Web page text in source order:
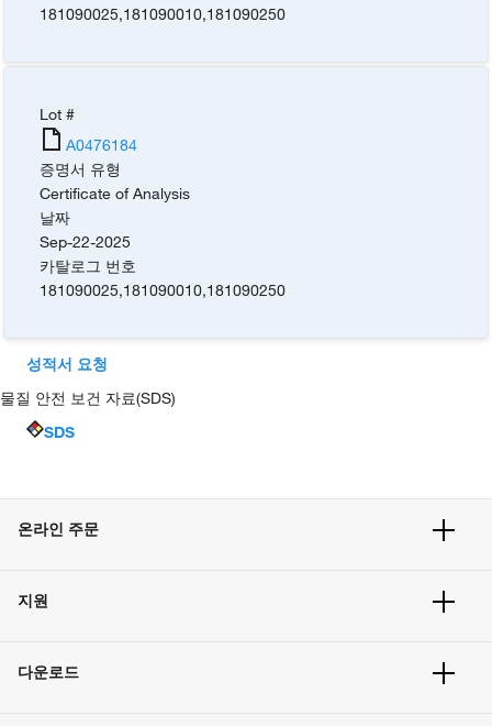
181090025,181090010,181090250
Lot #
A0476184
증명서 유형
Certificate of Analysis
날짜
Sep-22-2025
카탈로그 번호
181090025,181090010,181090250
성적서 요청
물질 안전 보건 자료(SDS)
SDS
온라인 주문
주문 방법
벌크 주문
지원
고객 센터
다운로드